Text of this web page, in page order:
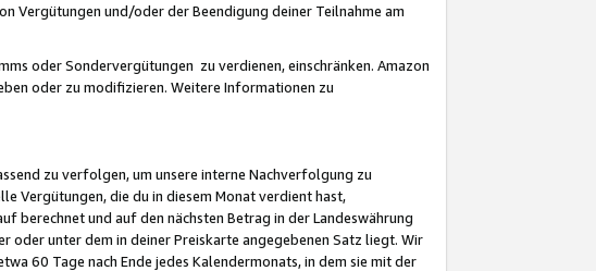
Vergütungen und/oder der Beendigung deiner Teilnahme am
oder Sondervergütungen zu verdienen, einschränken. Amazon
oder zu modifizieren. Weitere Informationen zu
zu verfolgen, um unsere interne Nachverfolgung zu
Vergütungen, die du in diesem Monat verdient hast,
berechnet und auf den nächsten Betrag in der Landeswährung
oder unter dem in deiner Preiskarte angegebenen Satz liegt. Wir
60 Tage nach Ende jedes Kalendermonats, in dem sie mit der